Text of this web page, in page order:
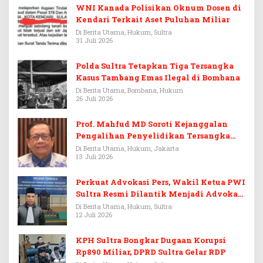
WNI Kanada Polisikan Oknum Dosen di
Kendari Terkait Aset Puluhan Miliar
Di Berita Utama, Hukum, Sultra
31 Juli 2026
Polda Sultra Tetapkan Tiga Tersangka
Kasus Tambang Emas Ilegal di Bombana
Di Berita Utama, Bombana, Hukum
26 Juli 2026
Prof. Mahfud MD Soroti Kejanggalan
Pengalihan Penyelidikan Tersangka
Febrie Adriansyah
Di Berita Utama, Hukum, Jakarta
13 Juli 2026
Perkuat Advokasi Pers, Wakil Ketua PWI
Sultra Resmi Dilantik Menjadi Advokat
PERADI
Di Berita Utama, Hukum, Sultra
12 Juli 2026
KPH Sultra Bongkar Dugaan Korupsi
Rp890 Miliar, DPRD Sultra Gelar RDP